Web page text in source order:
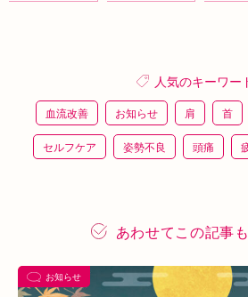
人気のキーワー
血流改善 お知らせ 肩 首
セルフケア 姿勢不良 頭痛
あい通信 筋トレ 骨盤 おすす
あわせてこの記事
お知らせ